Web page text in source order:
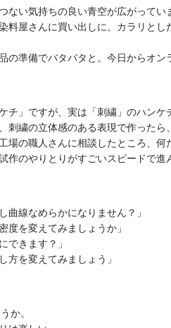
ない気持ちの良い青空が広がってい
料屋さんに買い出しに。 カラリとし
の準備でバタバタと。 今日からオン
チ」ですが、実は「刺繍」 のハンケ
刺繍の立体感のある表現で作ったら
の職人さんに相談したところ、 何
作のやりとりがすごいスピードで進
曲線なめらかになりません？」
度を変えてみましょうか」
できます？」
方を変えてみましょう」
か。